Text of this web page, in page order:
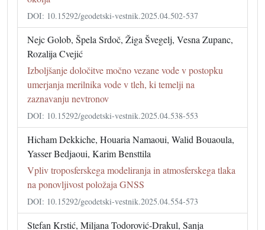
DOI: 10.15292/geodetski-vestnik.2025.04.502-537
Nejc Golob, Špela Srdoč, Žiga Švegelj, Vesna Zupanc,
Rozalija Cvejić
Izboljšanje določitve močno vezane vode v postopku
umerjanja merilnika vode v tleh, ki temelji na
zaznavanju nevtronov
DOI: 10.15292/geodetski-vestnik.2025.04.538-553
Hicham Dekkiche, Houaria Namaoui, Walid Bouaoula,
Yasser Bedjaoui, Karim Bensttila
Vpliv troposferskega modeliranja in atmosferskega tlaka
na ponovljivost položaja GNSS
DOI: 10.15292/geodetski-vestnik.2025.04.554-573
Stefan Krstić, Miljana Todorović-Drakul, Sanja